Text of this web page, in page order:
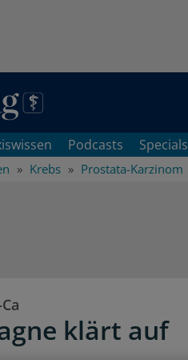
Podcasts Specials
Krebs Prostata-Karzinom
klärt auf